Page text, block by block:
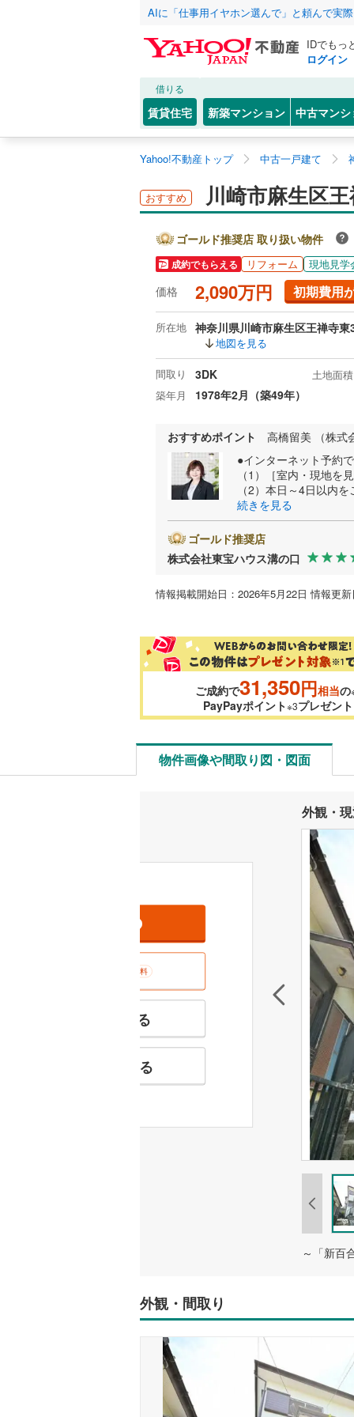
AIに「仕事用イヤホン選んで」と頼んで実
IDでもっ
ログイン
借りる
賃貸住宅 新築マンション 中古マンシ
Yahoo!不動産トップ 中古一戸建て
おすすめ 川崎市麻生区
ゴールド推奨店 取り扱い物件
成約でもらえる リフォーム 現地見学
価格 2,090万円 初期費用
所在地 神奈川県川崎市麻生区王禅寺東
地図を見る
間取り 3DK
土地面積
築年月
1978年2月（築49年）
おすすめポイント
高橋留美 （株式
●インターネット予約
（1）［室内・現地を
（2）本日～4日以内
続きを見る
ゴールド推奨店
株式会社東宝ハウス溝の口
情報掲載開始日：2026年5月22日 情報更
ご成約で31,350円相当の
PayPayポイント※3プレゼント
物件画像や間取り図・図面
外観・
無料
特徴の似た物件を見る
お気に入りに追加する
～「新百
外観・間取り